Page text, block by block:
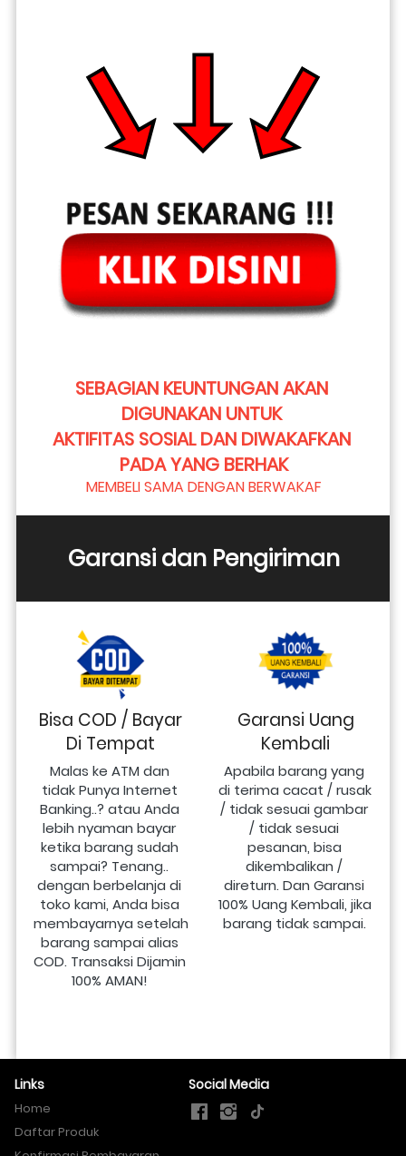
SEBAGIAN KEUNTUNGAN AKAN
DIGUNAKAN UNTUK
AKTIFITAS SOSIAL DAN DIWAKAFKAN
PADA YANG BERHAK
MEMBELI SAMA DENGAN BERWAKAF
Garansi dan Pengiriman
Bisa COD / Bayar
Di Tempat
Malas ke ATM dan
tidak Punya Internet
Banking..? atau Anda
lebih nyaman bayar
ketika barang sudah
sampai? Tenang..
dengan berbelanja di
toko kami, Anda bisa
membayarnya setelah
barang sampai alias
COD. Transaksi Dijamin
100% AMAN!
Garansi Uang
Kembali
Apabila barang yang
di terima cacat / rusak
/ tidak sesuai gambar
/ tidak sesuai
pesanan, bisa
dikembalikan /
direturn. Dan Garansi
100% Uang Kembali, jika
barang tidak sampai.
Links
Home
Daftar Produk
Social Media